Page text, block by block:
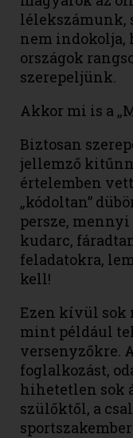
lélekszámunk,
nem indokolja,
országok
szerepeljünk.
Akkor mi is a
Biztosan
jellemző
értelemben
„kódoltan”
persze, mennyi
kudarc,
feladatokra,
kell!
Ezen kívül sok
mint például
versenyzőkre.
foglalkozást,
hihetetlen sok
szülőktől, a